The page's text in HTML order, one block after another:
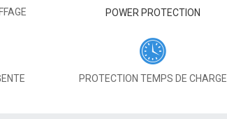
POWER PROTECTION
PROTECTION TEMPS DE CHARGE